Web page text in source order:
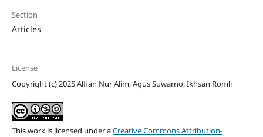
Section
Articles
License
Copyright (c) 2025 Alfian Nur Alim, Agus Suwarno, Ikhsan Romli
This work is licensed under aCreative Commons Attribution-